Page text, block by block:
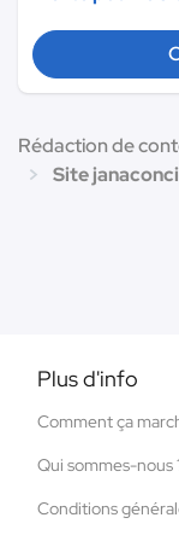
Rédaction de
Site
Plus d'info
Comment ça
Qui sommes-nous
Conditions